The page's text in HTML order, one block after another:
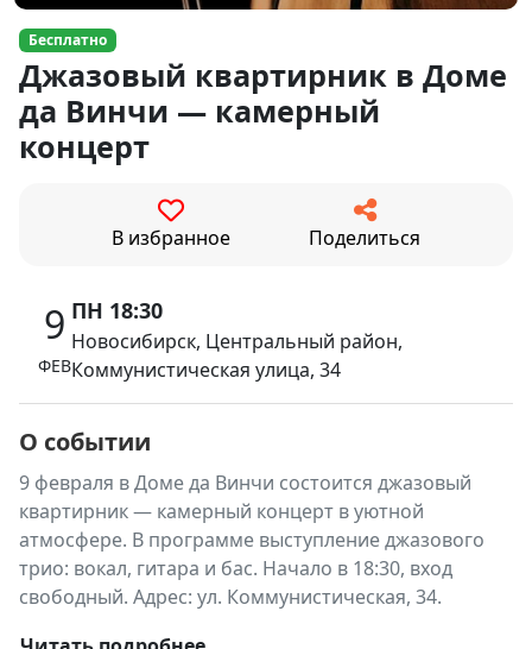
Бесплатно
Джазовый квартирник в Доме
да Винчи — камерный
концерт
В избранное Поделиться
9
ФЕВ
ПН 18:30
Новосибирск, Центральный район,
Коммунистическая улица, 34
О событии
9 февраля в Доме да Винчи состоится джазовый
квартирник — камерный концерт в уютной
атмосфере. В программе выступление джазового
трио: вокал, гитара и бас. Начало в 18:30, вход
свободный. Адрес: ул. Коммунистическая, 34.